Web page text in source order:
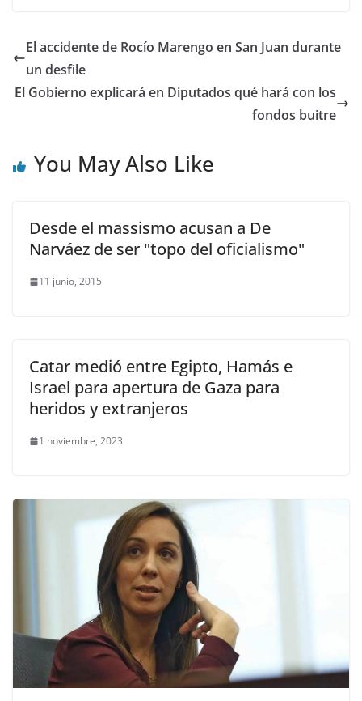
El accidente de Rocío Marengo en San Juan durante
un desfile
El Gobierno explicará en Diputados qué hará con los
fondos buitre
You May Also Like
Desde el massismo acusan a De
Narváez de ser "topo del oficialismo"
11 junio, 2015
Catar medió entre Egipto, Hamás e
Israel para apertura de Gaza para
heridos y extranjeros
1 noviembre, 2023